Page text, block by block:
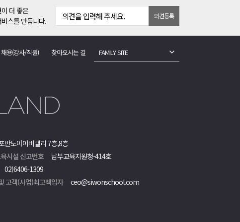
더 좋은
스를 만듭니다.
의견을 입력해 주세요. 의견등록
채용(강사/직원) 찾아오시는 길 FAMILY SITE
반도아이비밸리 7층,8층
시설 신고번호
남부교육지원청-414호
02)6406-1309
고객(사업)최고책임자
ceo@siwonschool.com